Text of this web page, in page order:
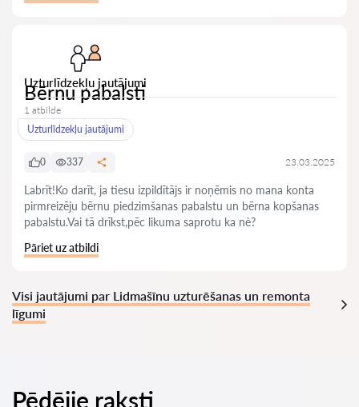
Uzturlīdzekļu jautājumi
Bērnu pabalsti
1 atbilde
Uzturlīdzekļu jautājumi
0 337 23.03.2025
Labrīt!Ko darīt, ja tiesu izpildītājs ir noņēmis no mana konta
pirmreizēju bērnu piedzimšanas pabalstu un bērna kopšanas
pabalstu.Vai tā drīkst,pēc likuma saprotu ka nè?
Pāriet uz atbildi
Visi jautājumi par Lidmašīnu uzturēšanas un remonta
līgumi
Pēdējie raksti